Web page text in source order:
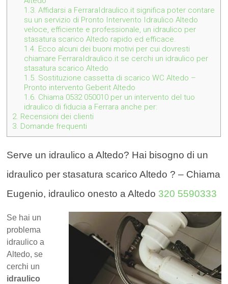
1.3. Affidarsi a FerraraIdraulico.it significa poter contare
su un servizio di Pronto Intervento Idraulico Altedo
veloce, efficiente e professionale, un idraulico per
stasatura scarico Altedo rapido ed efficace.
1.4. Ecco alcuni dei buoni motivi per cui dovresti
chiamare FerraraIdraulico.it se cerchi un idraulico per
stasatura scarico Altedo
1.5. Sostituzione cassetta di scarico WC Altedo –
Pronto intervento Geberit Altedo
1.6. Chiama 0532 050010 per un intervento del tuo
idraulico di fiducia a Ferrara anche per:
2. Recensioni dei clienti
3. Domande frequenti
Serve un idraulico a Altedo? Hai bisogno di un
idraulico per stasatura scarico Altedo ? – Chiama
Eugenio, idraulico onesto a Altedo 320 5590333
Se hai un
problema
idraulico a
Altedo, se
cerchi un
idraulico